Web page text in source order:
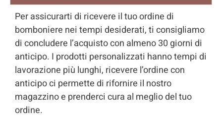
Per assicurarti di ricevere il tuo ordine di
bomboniere nei tempi desiderati, ti consigliamo
di concludere l’acquisto con almeno 30 giorni di
anticipo. I prodotti personalizzati hanno tempi di
lavorazione più lunghi, ricevere l’ordine con
anticipo ci permette di rifornire il nostro
magazzino e prenderci cura al meglio del tuo
ordine.